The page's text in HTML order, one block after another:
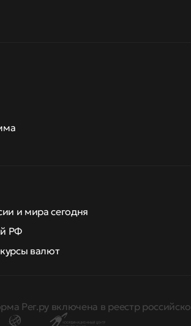
и мира сегодня
РФ
валют
Рег.ру включена в реестр